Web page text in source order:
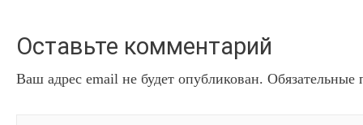
Оставьте комментарий
Ваш адрес email не будет опубликован.